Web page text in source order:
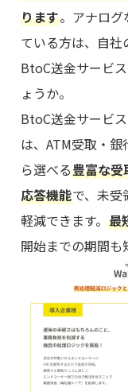
ります。アナロ
ている方は、自社
BtoC送金サービ
ょうか。
BtoC送金サービ
は、ATM受取・
ら選べる豊富な受
応答機能で、未受
軽減できます。最
開始までの期間も